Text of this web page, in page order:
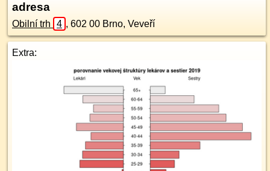
adresa
Obilní trh 4 , 602 00 Brno, Veveří
Extra: